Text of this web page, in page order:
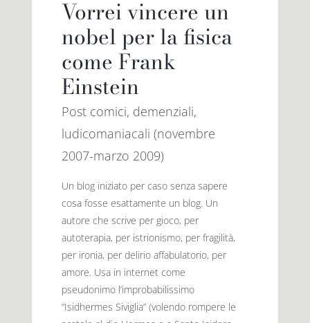
Vorrei vincere un
nobel per la fisica
come Frank
Einstein
Post comici, demenziali,
ludicomaniacali (novembre
2007-marzo 2009)
Un blog iniziato per caso senza sapere
cosa fosse esattamente un blog. Un
autore che scrive per gioco, per
autoterapia, per istrionismo, per fragilità,
per ironia, per delirio affabulatorio, per
amore. Usa in internet come
pseudonimo l’improbabilissimo
“Isidhermes Siviglia” (volendo rompere le